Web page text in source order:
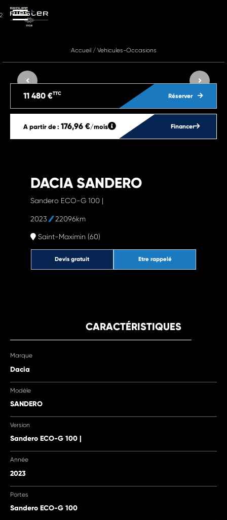
Accueil/ Vehicules-Occasions
Réserver
11 480 €TTC
Financer
A partir de : 176,96 €/mois
DACIA SANDERO
Sandero ECO-G 100 |
2023 22096km
Saint-Maximin (60)
Etre rappelé
Devis gratuit
CARACTÉRISTIQUES
Marque
Dacia
Modèle
SANDERO
Version
Sandero ECO-G 100 |
Année
2023
Portes
Sandero ECO-G 100